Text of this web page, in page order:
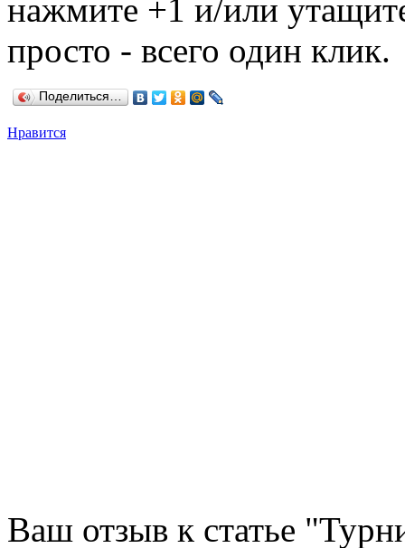
нажмите +1 и/или
просто - всего один клик.
Поделиться…
Нравится
Ваш отзыв к статье